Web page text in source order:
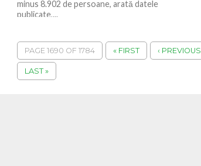
minus 8.902 de persoane, arată datele
publicate,...
PAGE 1690 OF 1784 « FIRST ‹ PREVIOUS
LAST »